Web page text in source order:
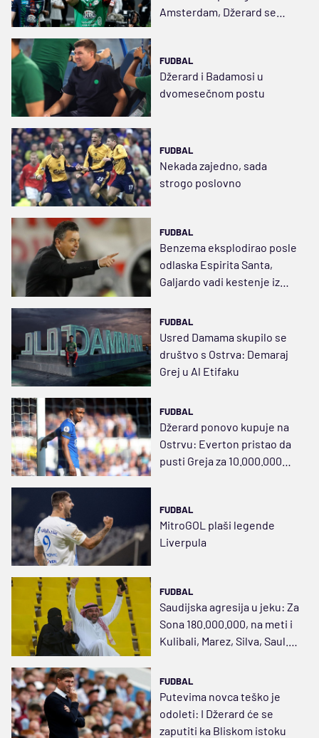
Amsterdam, Džerard se
FUDBAL
Džerard i Badamosi u
dvomesečnom postu
FUDBAL
Nekada zajedno, sada
strogo poslovno
FUDBAL
Benzema eksplodirao posle
odlaska Espirita Santa,
Galjardo vadi kestenje iz
FUDBAL
Usred Damama skupilo se
društvo s Ostrva: Demaraj
Grej u Al Etifaku
FUDBAL
Džerard ponovo kupuje na
Ostrvu: Everton pristao da
pusti Greja za 10.000.000
FUDBAL
MitroGOL plaši legende
Liverpula
FUDBAL
Saudijska agresija u jeku: Za
Sona 180.000.000, na meti i
Kulibali, Marez, Silva, Saul..
FUDBAL
Putevima novca teško je
odoleti: I Džerard će se
zaputiti ka Bliskom istoku